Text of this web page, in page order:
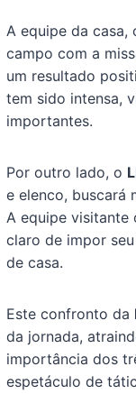
A equipe da casa,
campo com a
um resultado
tem sido intensa,
importantes.
Por outro lado, o
e elenco, buscará
A equipe visitante
claro de impor
de casa.
Este confronto da
da jornada,
importância dos
espetáculo de